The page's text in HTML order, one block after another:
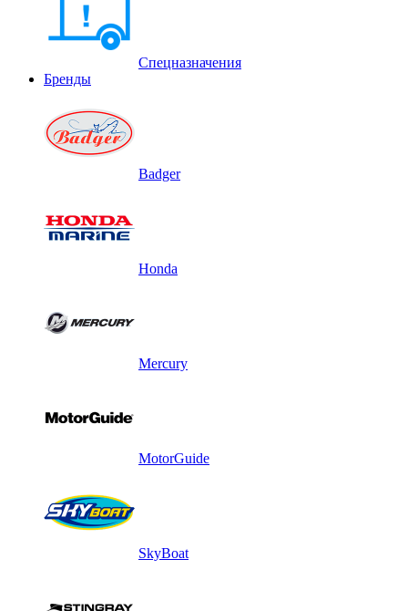
Спецназначения
Бренды
Badger
Honda
Mercury
MotorGuide
SkyBoat